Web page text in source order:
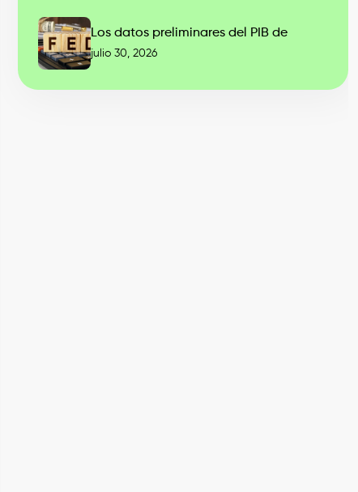
Los datos preliminares del PIB de
julio 30, 2026